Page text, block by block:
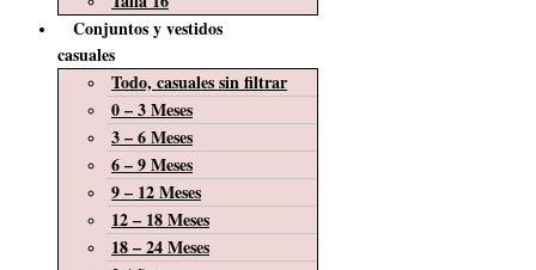
Conjuntos y vestidos
casuales
Todo, casuales sin filtrar
0 – 3 Meses
3 – 6 Meses
6 – 9 Meses
9 – 12 Meses
12 – 18 Meses
18 – 24 Meses